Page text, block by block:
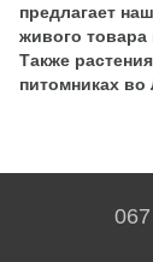
предлагает
живого
Также
питомниках